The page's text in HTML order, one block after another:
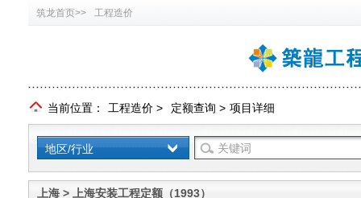
筑龙首页>> 工程造价
当前位置： 工程造价 > 定额查询 > 项目详细
地区/行业
上海 > 上海安装工程定额（1993）